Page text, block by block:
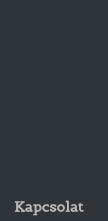
Kapcsolat